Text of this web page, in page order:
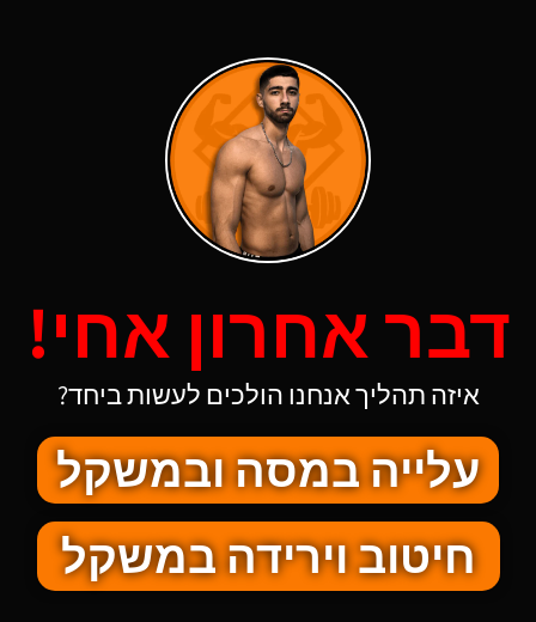
דבר אחרון אחי!
איזה תהליך אנחנו הולכים לעשות ביחד?
עלייה במסה ובמשקל
חיטוב וירידה במשקל